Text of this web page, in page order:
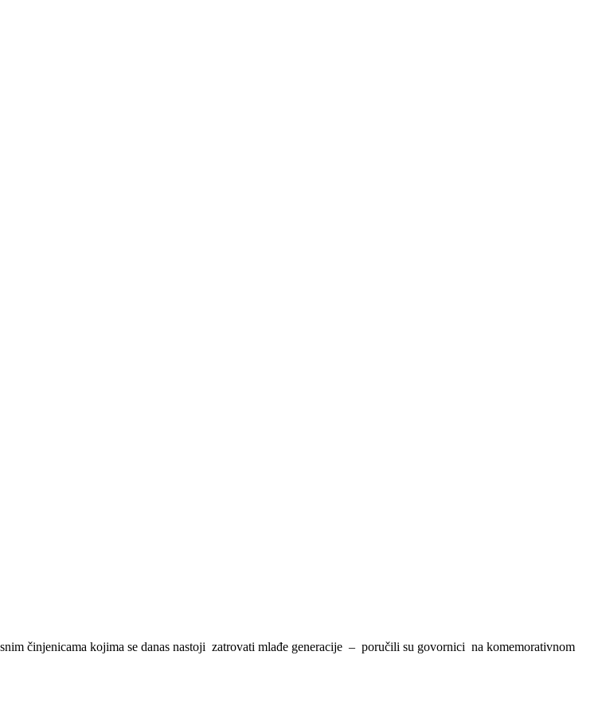
činjenicama kojima se danas nastoji zatrovati mlađe generacije – poručili su govornici na komemorativnom